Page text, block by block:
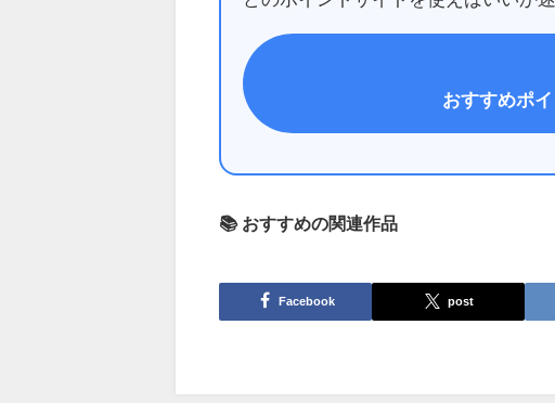
おすすめポ
📚 おすすめの関連作品
Facebook post